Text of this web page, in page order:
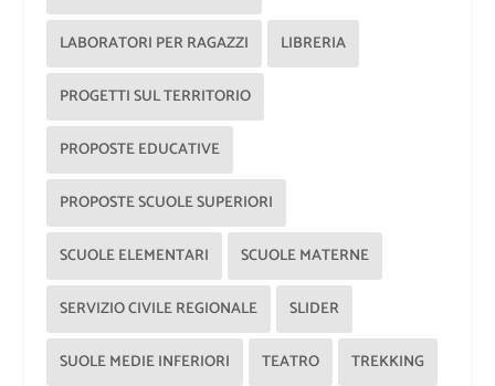
LABORATORI PER RAGAZZI LIBRERIA
PROGETTI SUL TERRITORIO
PROPOSTE EDUCATIVE
PROPOSTE SCUOLE SUPERIORI
SCUOLE ELEMENTARI SCUOLE MATERNE
SERVIZIO CIVILE REGIONALE SLIDER
SUOLE MEDIE INFERIORI TEATRO TREKKING